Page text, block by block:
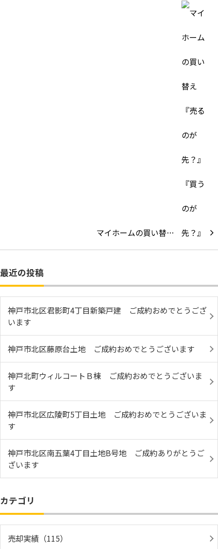
マイホームの買い替…
最近の投稿
神戸市北区君影町4丁目新築戸建 ご成約おめでとうござ
います
神戸市北区藤原台土地 ご成約おめでとうございます
神戸北町ウィルコートＢ棟 ご成約おめでとうございま
す
神戸市北区広陵町5丁目土地 ご成約おめでとうございま
す
神戸市北区南五葉4丁目土地B号地 ご成約ありがとうご
ざいます
カテゴリ
売却実績（115）